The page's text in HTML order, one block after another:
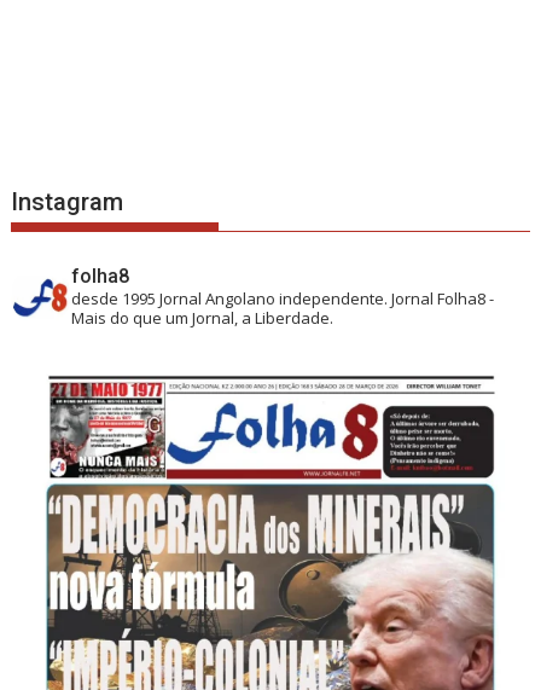
Instagram
folha8
desde 1995 Jornal Angolano independente.Jornal Folha8 -
Mais do que um Jornal, a Liberdade.